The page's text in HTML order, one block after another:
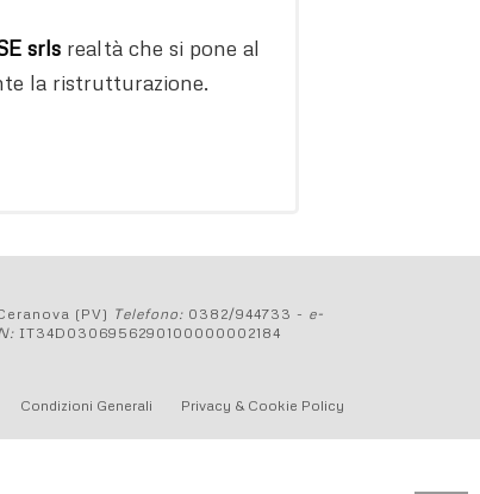
srlsrealtà che si pone al
la ristrutturazione.
(PV) Telefono: 0382/944733 - e-
IT34D0306956290100000002184
Condizioni Generali Privacy & Cookie Policy